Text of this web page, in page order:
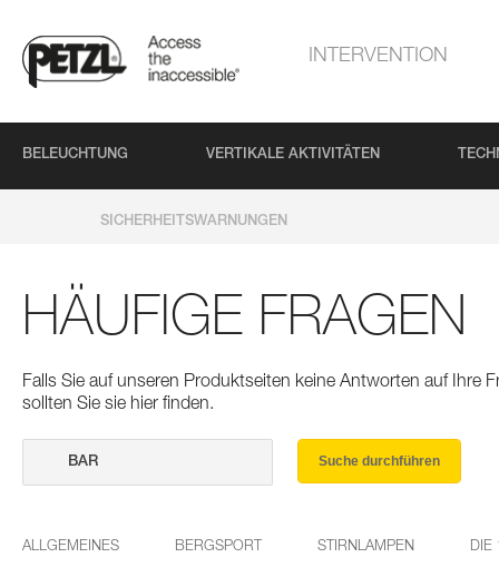
INTERVENTION
BELEUCHTUNG VERTIKALE AKTIVITÄTEN
SICHERHEITSWARNUNGEN
HÄUFIGE FRAGEN
Falls Sie auf unseren Produktseiten keine Antworten auf Ihre
sollten Sie sie hier finden.
Suche durchführen
ALLGEMEINES BERGSPORT STIRNLAMPEN DIE